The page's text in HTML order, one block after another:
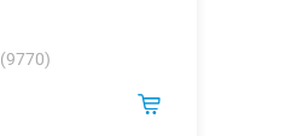
(9770)